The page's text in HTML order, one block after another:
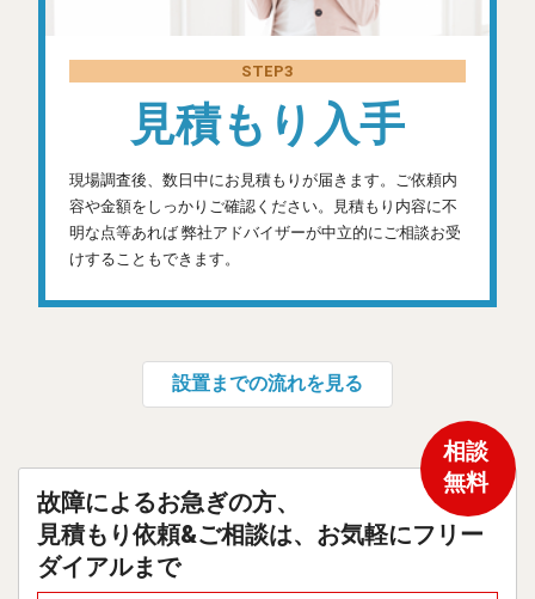
STEP3
見積もり入手
現場調査後、数日中にお見積もりが届きます。ご依頼内
容や金額をしっかりご確認ください。見積もり内容に不
明な点等あれば 弊社アドバイザーが中立的にご相談お受
けすることもできます。
設置までの流れを見る
故障によるお急ぎの方、
見積もり依頼&ご相談は、お気軽にフリー
ダイアルまで
相談
無料